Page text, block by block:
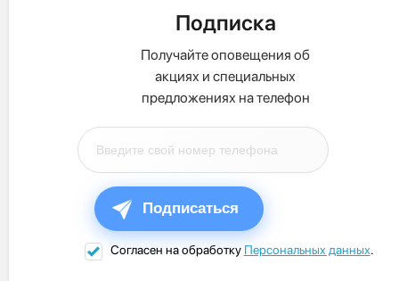
Подписка
Получайте оповещения об
акциях и специальных
предложениях на телефон
Подписаться
Согласен на обработку Персональных данных.